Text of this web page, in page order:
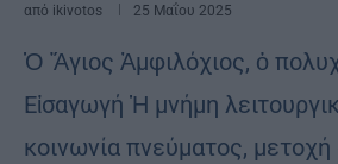
από ikivotos 25 Μαΐου 2025
Ὁ Ἅγιος Ἀμφιλόχιος, ὁ
Εἰσαγωγή Ἡ μνήμη
κοινωνία πνεύματος,